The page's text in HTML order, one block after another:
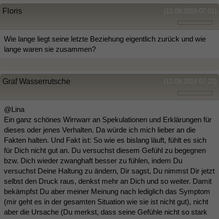
(12.08.2019 07:01)
Floris
Wie lange liegt seine letzte Beziehung eigentlich zurück und wie
lange waren sie zusammen?
(12.08.2019 07:23)
Graf Wasserrutsche
@Lina
Ein ganz schönes Wirrwarr an Spekulationen und Erklärungen für
dieses oder jenes Verhalten. Da würde ich mich lieber an die
Fakten halten. Und Fakt ist: So wie es bislang läuft, fühlt es sich
für Dich nicht gut an. Du versuchst diesem Gefühl zu begegnen
bzw. Dich wieder zwanghaft besser zu fühlen, indem Du
versuchst Deine Haltung zu ändern, Dir sagst, Du nimmst Dir jetzt
selbst den Druck raus, denkst mehr an Dich und so weiter. Damit
bekämpfst Du aber meiner Meinung nach lediglich das Symptom
(mir geht es in der gesamten Situation wie sie ist nicht gut), nicht
aber die Ursache (Du merkst, dass seine Gefühle nicht so stark